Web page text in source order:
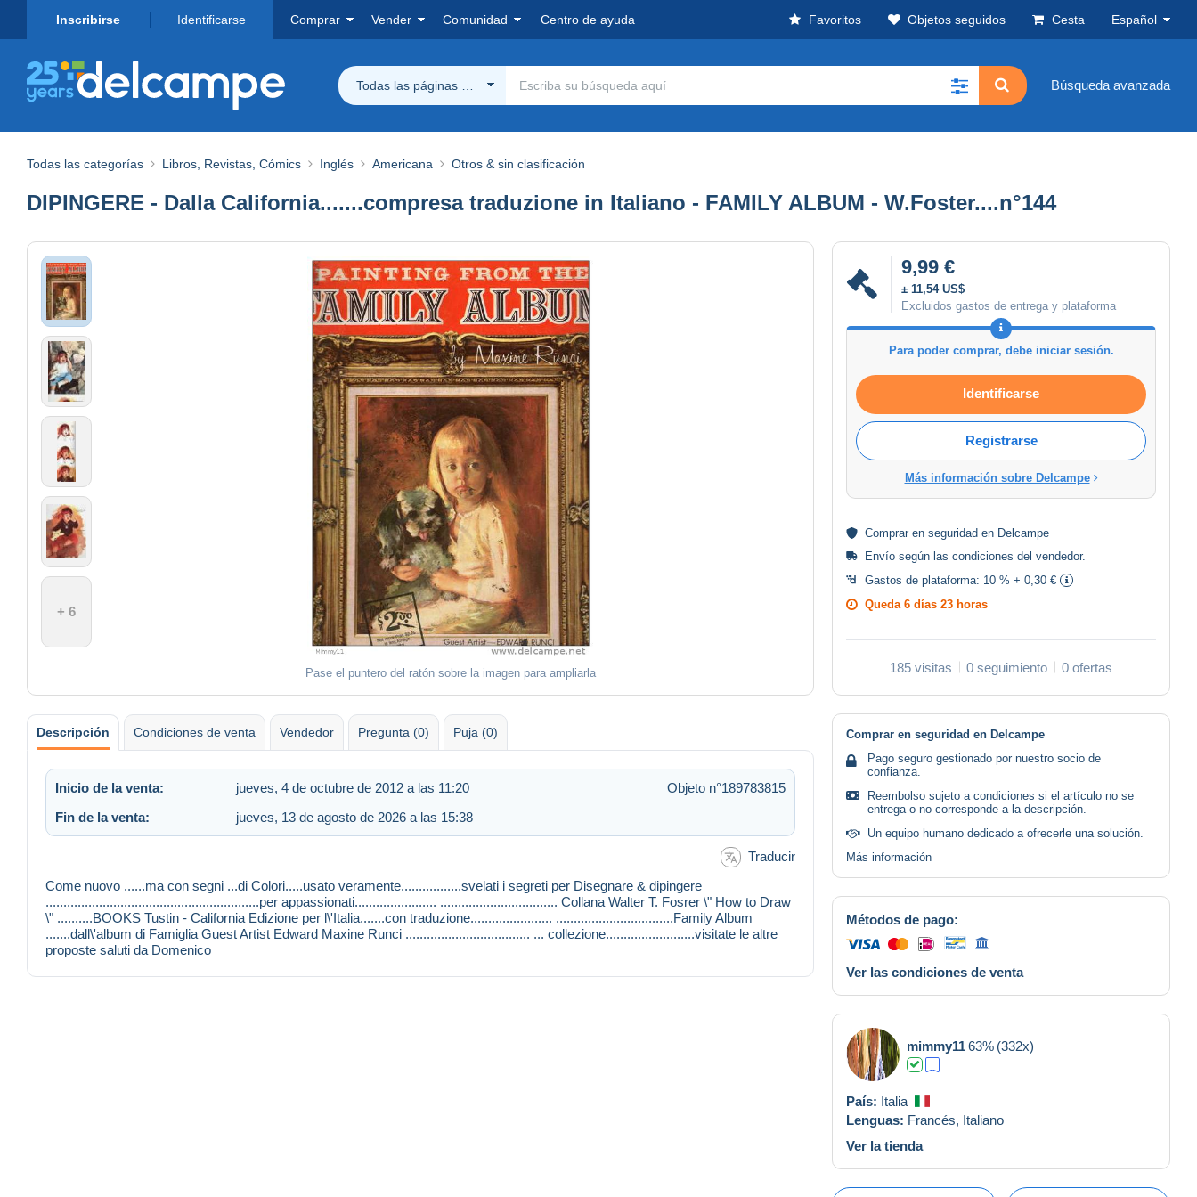
Inscribirse Identificarse Comprar Vender Comunidad Centro de ayuda Favoritos Objetos seguidos Cesta Español
Todas las páginas Delcampe Búsqueda avanzada
Todas las categorías Libros, Revistas, Cómics Inglés Americana Otros & sin clasificación
DIPINGERE - Dalla California.......compresa traduzione in Italiano - FAMILY ALBUM - W.Foster....n°144
+ 6
Pase el puntero del ratón sobre la imagen para ampliarla
9,99 €
± 11,54 US$
Excluidos gastos de entrega y plataforma
Para poder comprar, debe iniciar sesión.
Identificarse
Registrarse
Más información sobre Delcampe
Comprar en seguridad en Delcampe
Envío según las condiciones del vendedor.
Gastos de plataforma: 10 % + 0,30 €
Queda 6 días 23 horas
185 visitas 0 seguimiento 0 ofertas
Descripción Condiciones de venta Vendedor Pregunta (0) Puja (0)
Inicio de la venta: jueves, 4 de octubre de 2012 a las 11:20
Objeto n°189783815
Fin de la venta:
jueves, 13 de agosto de 2026 a las 15:38
Traducir
Come nuovo ......ma con segni ...di Colori.....usato veramente.................svelati i segreti per Disegnare & dipingere
............................................................per appassionati....................... ................................. Collana Walter T. Fosrer \" How to Draw
\" ..........BOOKS Tustin - California Edizione per l\'Italia.......con traduzione....................... .................................Family Album
.......dall\'album di Famiglia Guest Artist Edward Maxine Runci ................................... ... collezione.........................visitate le altre
proposte saluti da Domenico
Comprar en seguridad en Delcampe
Pago seguro gestionado por nuestro socio de
confianza.
Reembolso sujeto a condiciones si el artículo no se
entrega o no corresponde a la descripción.
Un equipo humano dedicado a ofrecerle una solución.
Más información
Métodos de pago:
Ver las condiciones de venta
mimmy1163% (332x)
País: Italia
Lenguas: Francés, Italiano
Ver la tienda